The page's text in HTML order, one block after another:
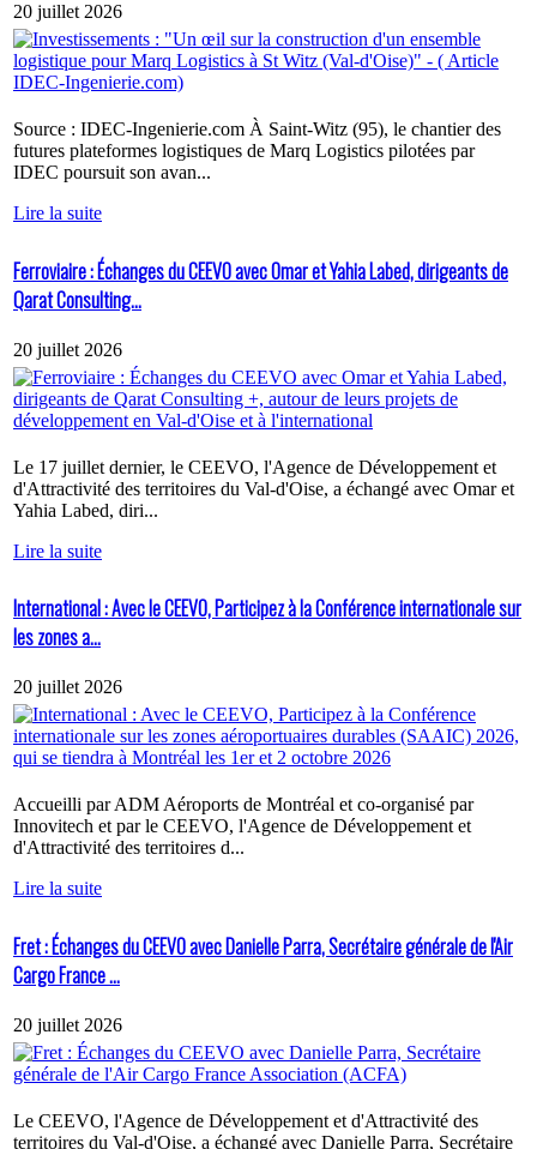
20 juillet 2026
Source : IDEC-Ingenierie.com À Saint-Witz (95), le chantier des
futures plateformes logistiques de Marq Logistics pilotées par
IDEC poursuit son avan...
Lire la suite
Ferroviaire : Échanges du CEEVO avec Omar et Yahia Labed, dirigeants de
Qarat Consulting...
20 juillet 2026
Le 17 juillet dernier, le CEEVO, l'Agence de Développement et
d'Attractivité des territoires du Val-d'Oise, a échangé avec Omar et
Yahia Labed, diri...
Lire la suite
International : Avec le CEEVO, Participez à la Conférence internationale sur
les zones a...
20 juillet 2026
Accueilli par ADM Aéroports de Montréal et co-organisé par
Innovitech et par le CEEVO, l'Agence de Développement et
d'Attractivité des territoires d...
Lire la suite
Fret : Échanges du CEEVO avec Danielle Parra, Secrétaire générale de l'Air
Cargo France ...
20 juillet 2026
Le CEEVO, l'Agence de Développement et d'Attractivité des
territoires du Val-d'Oise, a échangé avec Danielle Parra, Secrétaire